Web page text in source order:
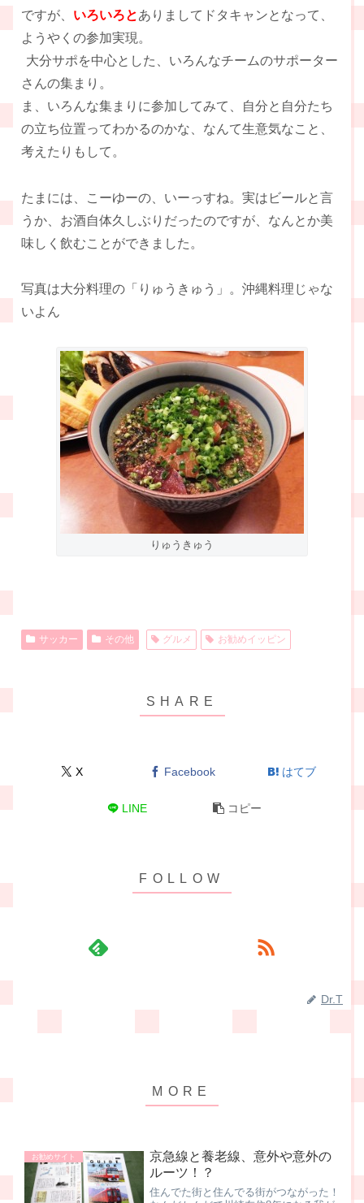
ですが、 いろいろとありましてドタキャンとなって、
ようやくの参加実現。
大分サポを中心とした、いろんなチームのサポーター
さんの集まり。
ま、いろんな集まりに参加してみて、自分と自分たち
の立ち位置ってわかるのかな、なんて生意気なこと、
考えたりもして。
たまには、こーゆーの、いーっすね。実はビールと言
うか、お酒自体久しぶりだったのですが、なんとか美
味しく飲むことができました。
写真は大分料理の「りゅうきゅう」。沖縄料理じゃな
いよん
りゅうきゅう
サッカー その他 グルメ お勧めイッピン
X Facebook はてブ
LINE コピー
Dr.T
お勧めサイト
京急線と養老線、意外や意外の
ルーツ！？
住んでた街と住んでる街がつながった！